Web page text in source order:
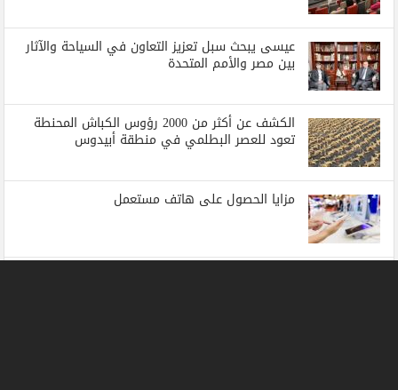
عيسى يبحث سبل تعزيز التعاون في السياحة والآثار
بين مصر والأمم المتحدة
الكشف عن أكثر من 2000 رؤوس الكباش المحنطة
تعود للعصر البطلمي في منطقة أبيدوس
مزايا الحصول على هاتف مستعمل